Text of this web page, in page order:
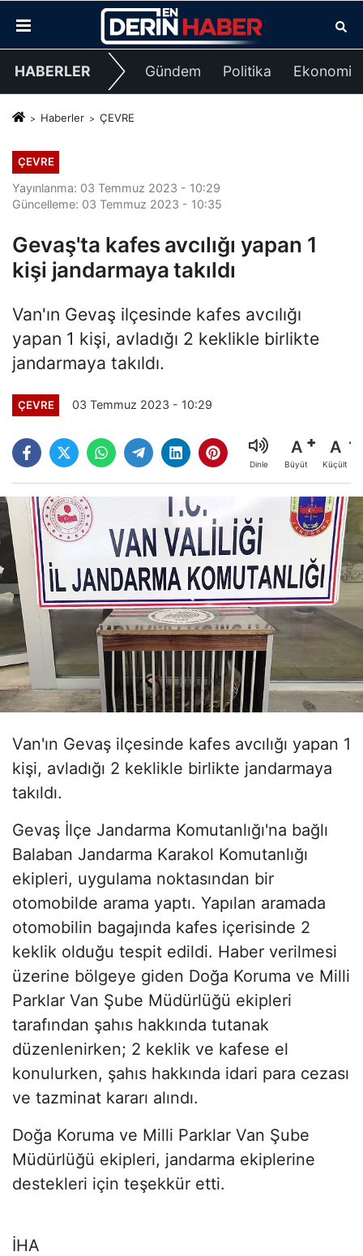
HABERLER Gündem Politika Ekonomi
Haberler ÇEVRE
ÇEVRE
Yayınlanma: 03 Temmuz 2023 - 10:29
Güncelleme: 03 Temmuz 2023 - 10:35
Gevaş'ta kafes avcılığı yapan 1
kişi jandarmaya takıldı
Van'ın Gevaş ilçesinde kafes avcılığı
yapan 1 kişi, avladığı 2 keklikle birlikte
jandarmaya takıldı.
ÇEVRE 03 Temmuz 2023 - 10:29
Dinle
A
Büyüt
A
Küçült
Van'ın Gevaş ilçesinde kafes avcılığı yapan 1
kişi, avladığı 2 keklikle birlikte jandarmaya
takıldı.
Gevaş İlçe Jandarma Komutanlığı'na bağlı
Balaban Jandarma Karakol Komutanlığı
ekipleri, uygulama noktasından bir
otomobilde arama yaptı. Yapılan aramada
otomobilin bagajında kafes içerisinde 2
keklik olduğu tespit edildi. Haber verilmesi
üzerine bölgeye giden Doğa Koruma ve Milli
Parklar Van Şube Müdürlüğü ekipleri
tarafından şahıs hakkında tutanak
düzenlenirken; 2 keklik ve kafese el
konulurken, şahıs hakkında idari para cezası
ve tazminat kararı alındı.
Doğa Koruma ve Milli Parklar Van Şube
Müdürlüğü ekipleri, jandarma ekiplerine
destekleri için teşekkür etti.
İHA